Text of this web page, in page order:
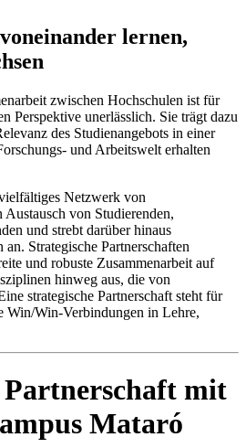
lernen,
zwischen Hochschulen ist für
Perspektive unerlässlich. Sie trägt dazu
des Studienangebots in einer
und Arbeitswelt erhalten
Netzwerk von
von Studierenden,
und strebt darüber hinaus
an. Strategische Partnerschaften
und robuste Zusammenarbeit auf
hinweg aus, die von
strategische Partnerschaft steht für
Win/Win-Verbindungen in Lehre,
Partnerschaft mit
Mataró